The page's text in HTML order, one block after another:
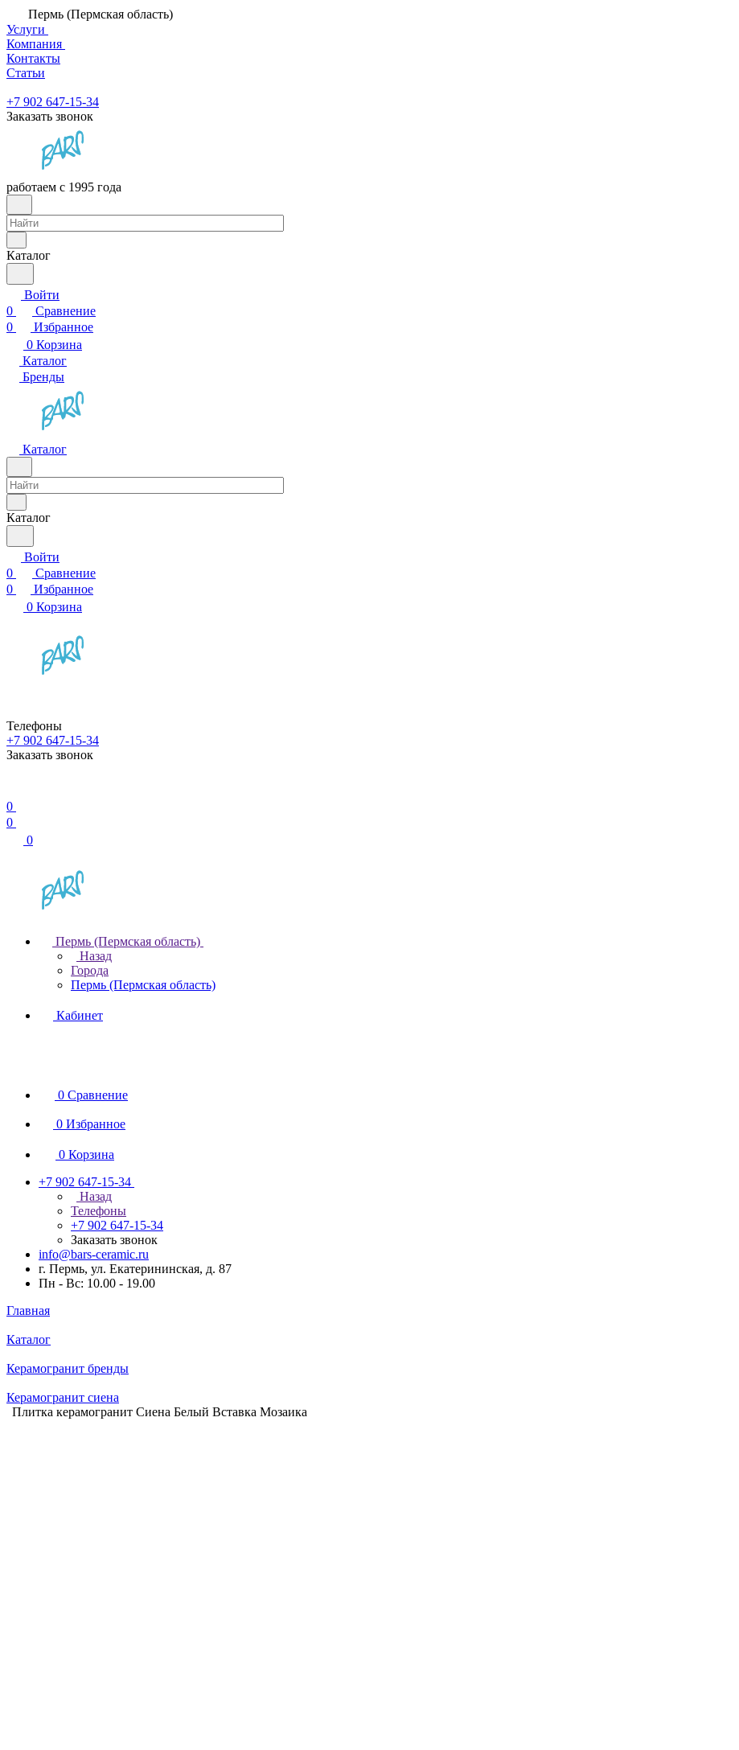
Пермь (Пермская область)
Услуги
Компания
Контакты
Статьи
+7 902 647-15-34
Заказать звонок
работаем с 1995 года
Каталог
Войти
0
Сравнение
0
Избранное
0 Корзина
Каталог
Бренды
Каталог
Каталог
Войти
0
Сравнение
0
Избранное
0 Корзина
Телефоны
+7 902 647-15-34
Заказать звонок
0
0
0
Пермь (Пермская область)
Назад
Города
Пермь (Пермская область)
Кабинет
0 Сравнение
0 Избранное
0 Корзина
+7 902 647-15-34
Назад
Телефоны
+7 902 647-15-34
Заказать звонок
info@bars-ceramic.ru
г. Пермь, ул. Екатерининская, д. 87
Пн - Вс: 10.00 - 19.00
Главная
Каталог
Керамогранит бренды
Керамогранит сиена
Плитка керамогранит Сиена Белый Вставка Мозаика